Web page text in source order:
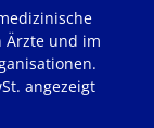
Ärzte und im
angezeigt